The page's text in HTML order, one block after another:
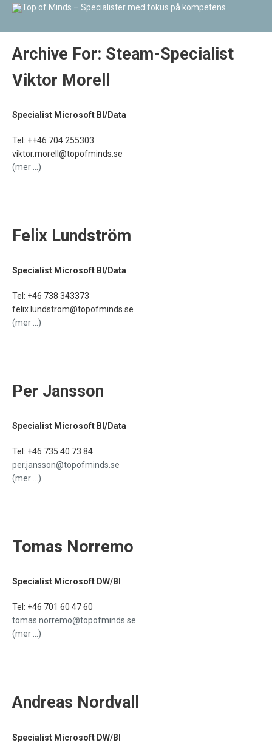
Archive For: Steam-Specialist
Viktor Morell
Specialist Microsoft BI/Data
Tel: ++46 704 255303
viktor.morell@topofminds.se
(mer …)
Felix Lundström
Specialist Microsoft BI/Data
Tel: +46 738 343373
felix.lundstrom@topofminds.se
(mer …)
Per Jansson
Specialist Microsoft BI/Data
Tel: +46 735 40 73 84
per.jansson@topofminds.se
(mer …)
Tomas Norremo
Specialist Microsoft DW/BI
Tel: +46 701 60 47 60
tomas.norremo@topofminds.se
(mer …)
Andreas Nordvall
Specialist Microsoft DW/BI